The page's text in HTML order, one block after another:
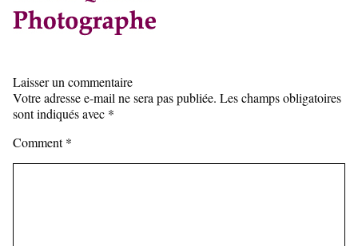
Laisser un commentaire
Votre adresse e-mail ne sera pas publiée. Les champs obligatoires
sont indiqués avec *
Comment*